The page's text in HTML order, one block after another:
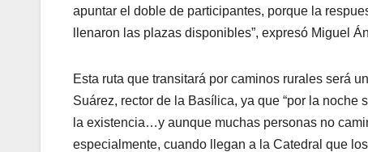
apuntar el doble de participantes, porque la
llenaron las plazas disponibles”, expresó Miguel
Esta ruta que transitará por caminos rurales será
Suárez, rector de la Basílica, ya que “por la
la existencia…y aunque muchas personas no
especialmente, cuando llegan a la Catedral que